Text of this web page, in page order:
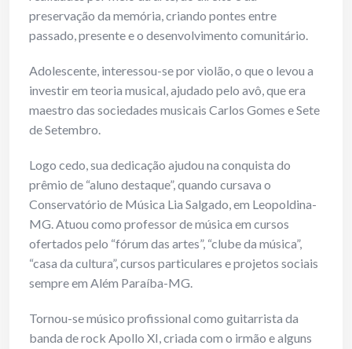
preservação da memória, criando pontes entre
passado, presente e o desenvolvimento comunitário.
Adolescente, interessou-se por violão, o que o levou a
investir em teoria musical, ajudado pelo avô, que era
maestro das sociedades musicais Carlos Gomes e Sete
de Setembro.
Logo cedo, sua dedicação ajudou na conquista do
prêmio de “aluno destaque”, quando cursava o
Conservatório de Música Lia Salgado, em Leopoldina-
MG. Atuou como professor de música em cursos
ofertados pelo “fórum das artes”, “clube da música”,
“casa da cultura”, cursos particulares e projetos sociais
sempre em Além Paraíba-MG.
Tornou-se músico profissional como guitarrista da
banda de rock Apollo XI, criada com o irmão e alguns